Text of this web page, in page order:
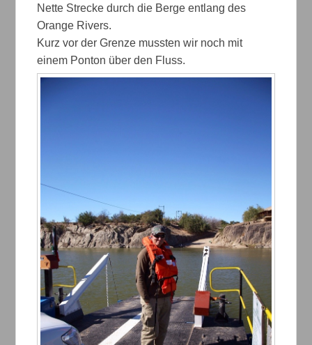
Nette Strecke durch die Berge entlang des
Orange Rivers.
Kurz vor der Grenze mussten wir noch mit
einem Ponton über den Fluss.